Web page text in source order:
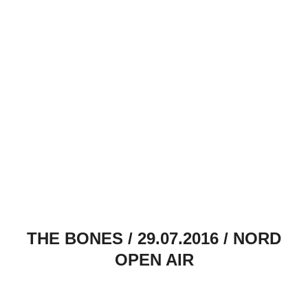
THE BONES / 29.07.2016 / NORD
OPEN AIR